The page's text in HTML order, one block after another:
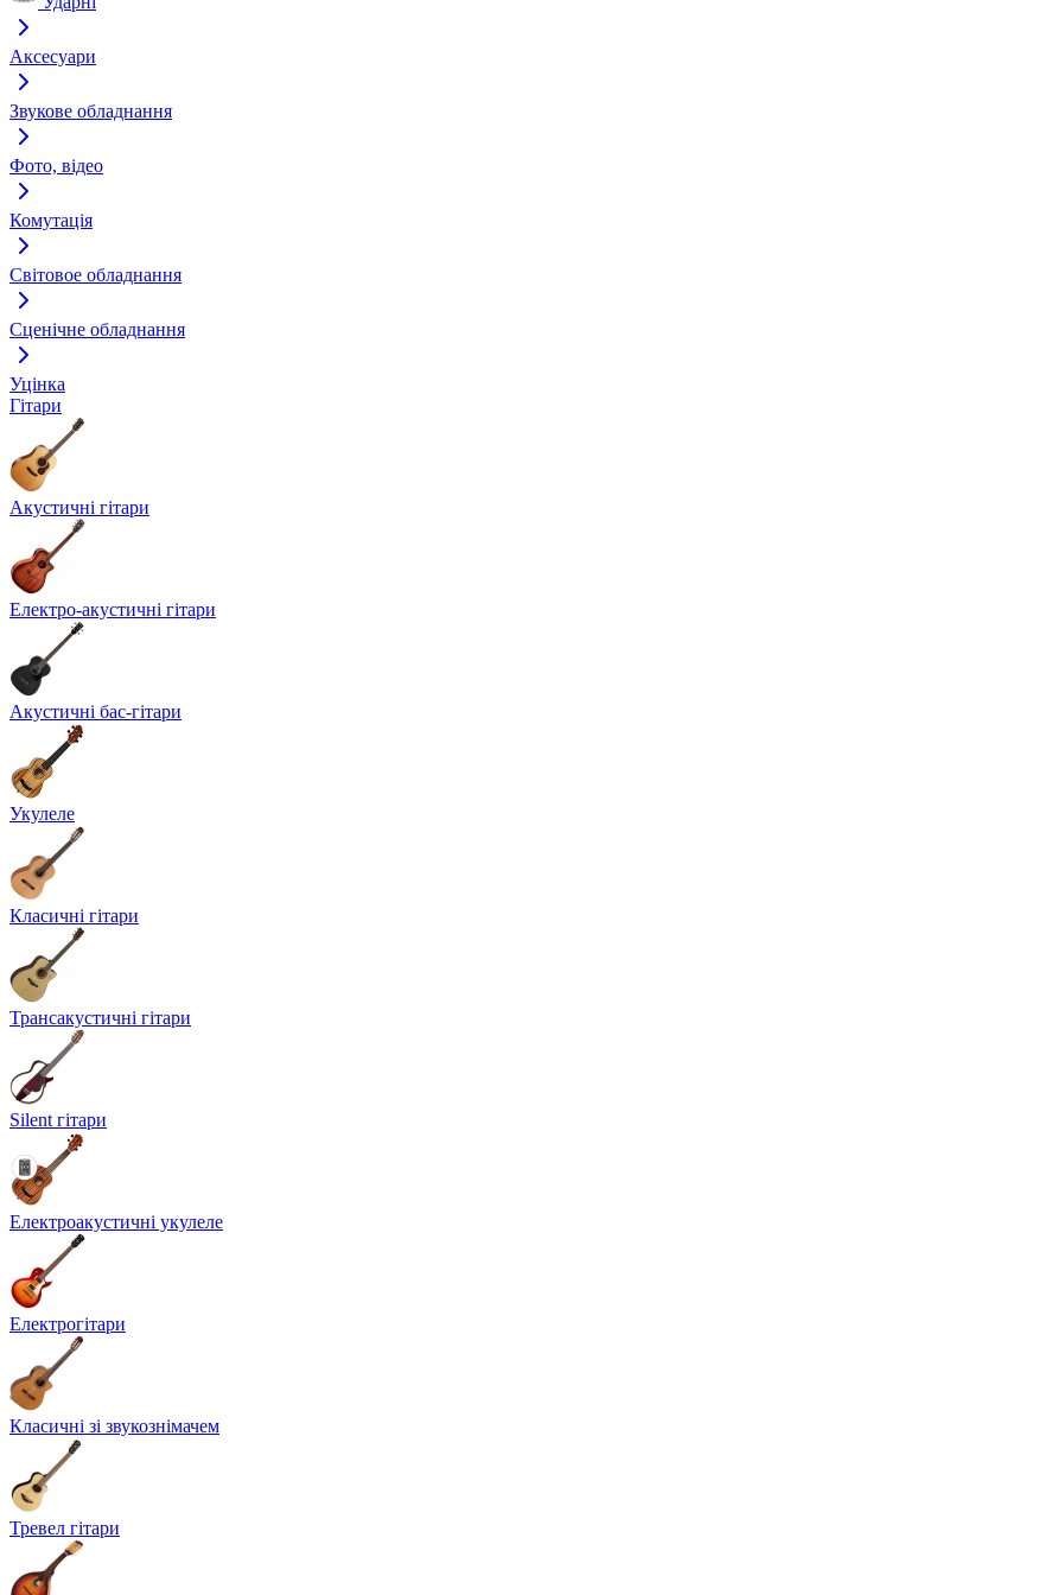
Аксесуари
Звукове обладнання
Фото, відео
Комутація
Світовое обладнання
Сценічне обладнання
Уцінка
Гітари
Акустичні гітари
Електро-акустичні гітари
Акустичні бас-гітари
Укулеле
Класичні гітари
Трансакустичні гітари
Silent гітари
Електроакустичні укулеле
Електрогітари
Класичні зі звукознімачем
Тревел гітари